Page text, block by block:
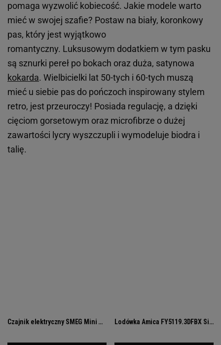
pomaga wyzwolić kobiecość. Jakie modele warto
mieć w swojej szafie? Postaw na biały, koronkowy
pas, który jest wyjątkowo
romantyczny. Luksusowym dodatkiem w tym pasku
są sznurki pereł po bokach oraz duża, satynowa
kokarda. Wielbicielki lat 50-tych i 60-tych muszą
mieć u siebie pas do pończoch inspirowany stylem
retro, jest przeuroczy! Posiada regulację, a dzięki
cięciom gorsetowym oraz microfibrze o dużej
zawartości lycry wyszczupli i wymodeluje biodra i
talię.